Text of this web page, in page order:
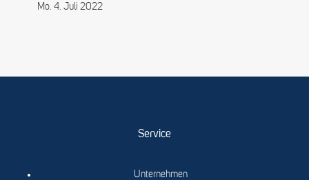
Mo. 4. Juli 2022
Service
Unternehmen